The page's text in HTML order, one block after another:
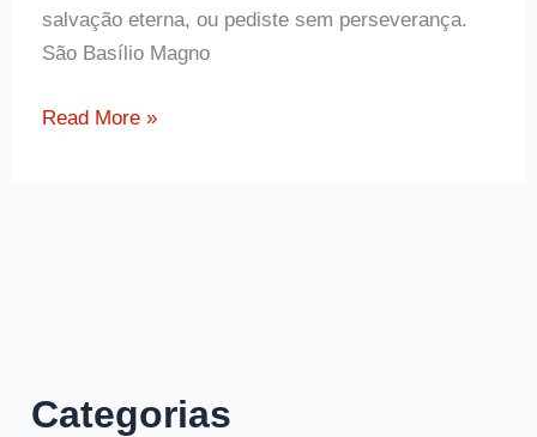
salvação eterna, ou pediste sem perseverança.
São Basílio Magno
Frase
Read More »
Categorias